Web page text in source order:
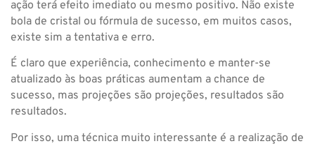
ação terá efeito imediato ou mesmo positivo. Não existe
bola de cristal ou fórmula de sucesso, em muitos casos,
existe sim a tentativa e erro.
É claro que experiência, conhecimento e manter-se
atualizado às boas práticas aumentam a chance de
sucesso, mas projeções são projeções, resultados são
resultados.
Por isso, uma técnica muito interessante é a realização de